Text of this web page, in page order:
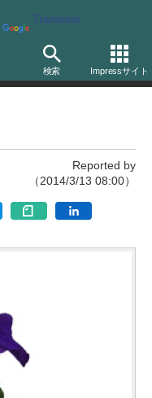
Translate
検索 Impressサイト
Reported by
（2014/3/13 08:00）